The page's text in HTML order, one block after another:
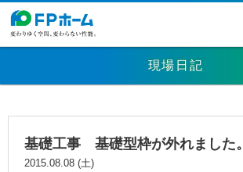
現場日記
基礎工事 基礎型枠が外れました。
2015.08.08 (土)